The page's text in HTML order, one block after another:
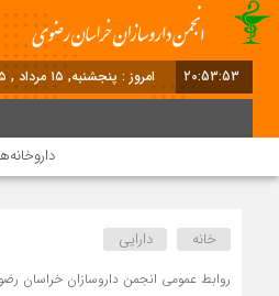
20:53:54 امروز : پنجشنبه, ۱۵ مرداد , ۱۴۰۵
داروخانه‌های
خانه دارایی
روابط عمومی انجمن داروسازان خراسان